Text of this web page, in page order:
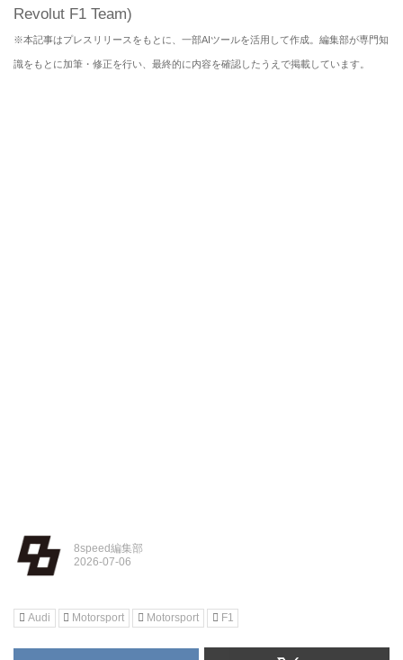
Revolut F1 Team)
※本記事はプレスリリースをもとに、一部AIツールを活用して作成。編集部が専門知
識をもとに加筆・修正を行い、最終的に内容を確認したうえで掲載しています。
8speed編集部
Audi Motorsport Motorsport F1